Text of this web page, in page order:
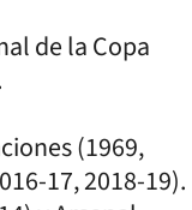
de la Copa
(1969,
17, 2018-19).